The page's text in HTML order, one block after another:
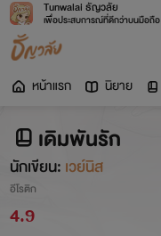
Tunwalai ธัญวลัย
เพื่อประสบการณ์ที่ดีกว่าบนมือถือ
หน้าแรก นิยาย
เดิมพันรัก
นักเขียน: เวย์นิส
อีโรติก
4.9